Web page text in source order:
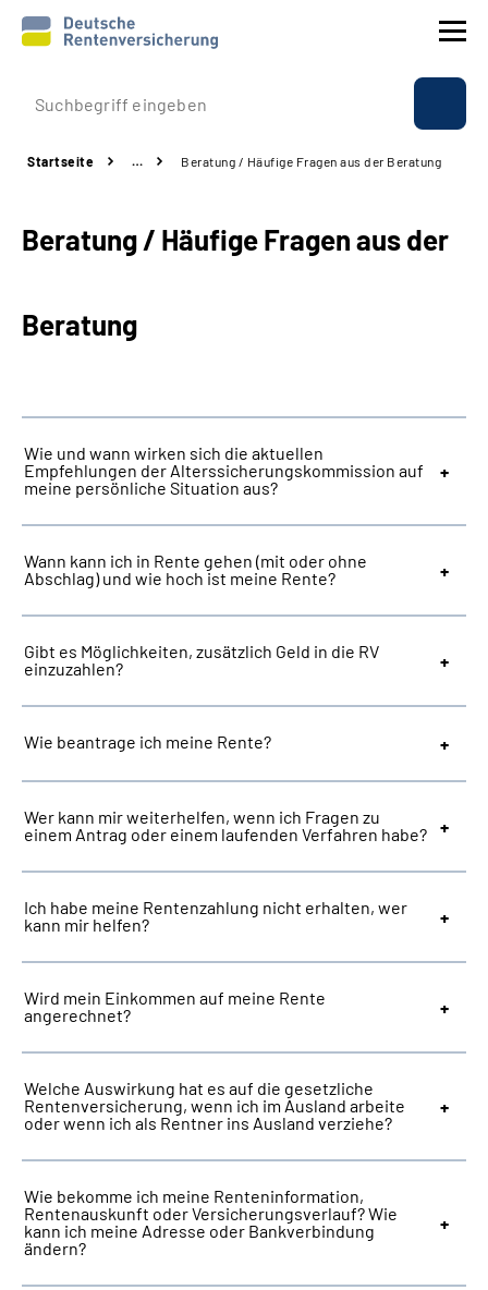
Prävention
Rente
Über uns & Presse
Online-Services
Inhalte in Gebärdensprache (DGS)
Leichte Sprache
Mein Kundenportal
Startseite … Beratung / Häufige Fragen aus der Beratung
Beratung / Häufige Fragen aus der
Beratung
Wie und wann wirken sich die aktuellen
Empfehlungen der Alterssicherungskommission auf
meine persönliche Situation aus?
Wann kann ich in Rente gehen (mit oder ohne
Abschlag) und wie hoch ist meine Rente?
Gibt es Möglichkeiten, zusätzlich Geld in die RV
einzuzahlen?
Wie beantrage ich meine Rente?
Wer kann mir weiterhelfen, wenn ich Fragen zu
einem Antrag oder einem laufenden Verfahren habe?
Ich habe meine Rentenzahlung nicht erhalten, wer
kann mir helfen?
Wird mein Einkommen auf meine Rente
angerechnet?
Welche Auswirkung hat es auf die gesetzliche
Rentenversicherung, wenn ich im Ausland arbeite
oder wenn ich als Rentner ins Ausland verziehe?
Wie bekomme ich meine Renteninformation,
Rentenauskunft oder Versicherungsverlauf? Wie
kann ich meine Adresse oder Bankverbindung
ändern?